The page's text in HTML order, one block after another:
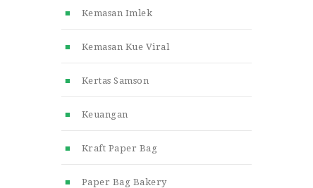
Kemasan Imlek
Kemasan Kue Viral
Kertas Samson
Keuangan
Kraft Paper Bag
Paper Bag Bakery